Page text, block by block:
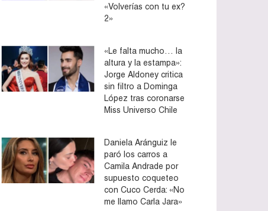
«Volverías con tu ex?
2»
«Le falta mucho… la
altura y la estampa»:
Jorge Aldoney critica
sin filtro a Dominga
López tras coronarse
Miss Universo Chile
Daniela Aránguiz le
paró los carros a
Camila Andrade por
supuesto coqueteo
con Cuco Cerda: «No
me llamo Carla Jara»